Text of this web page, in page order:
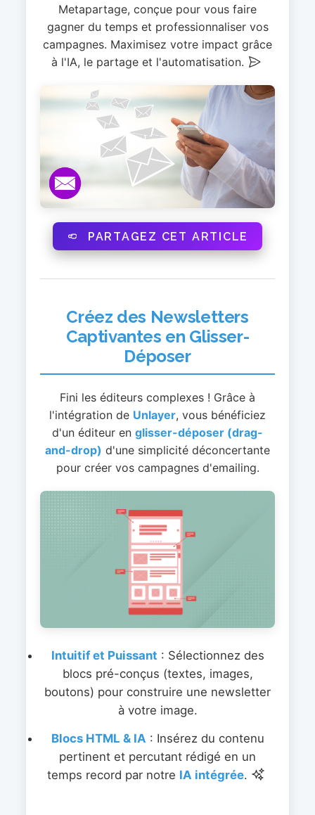
Metapartage, conçue pour vous faire
gagner du temps et professionnaliser vos
campagnes. Maximisez votre impact grâce
à l'IA, le partage et l'automatisation.
PARTAGEZ CET ARTICLE
Créez des Newsletters
Captivantes en Glisser-
Déposer
Fini les éditeurs complexes ! Grâce à
l'intégration de Unlayer, vous bénéficiez
d'un éditeur en glisser-déposer (drag-
and-drop) d'une simplicité déconcertante
pour créer vos campagnes d'emailing.
Intuitif et Puissant : Sélectionnez des
blocs pré-conçus (textes, images,
boutons) pour construire une newsletter
à votre image.
Blocs HTML & IA : Insérez du contenu
pertinent et percutant rédigé en un
temps record par notre IA intégrée.